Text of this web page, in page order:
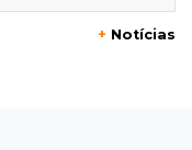
até R$ 8,2 mil;
+ Notícias